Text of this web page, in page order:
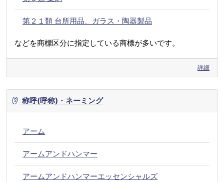
第２１類 台所用品、ガラス・陶器製品
などを商標区分に指定している商標が多いです。
詳細
称呼(呼称)・ネーミング
アーム
アームアンドハンマー
アームアンドハンマーエッセンシャルズ